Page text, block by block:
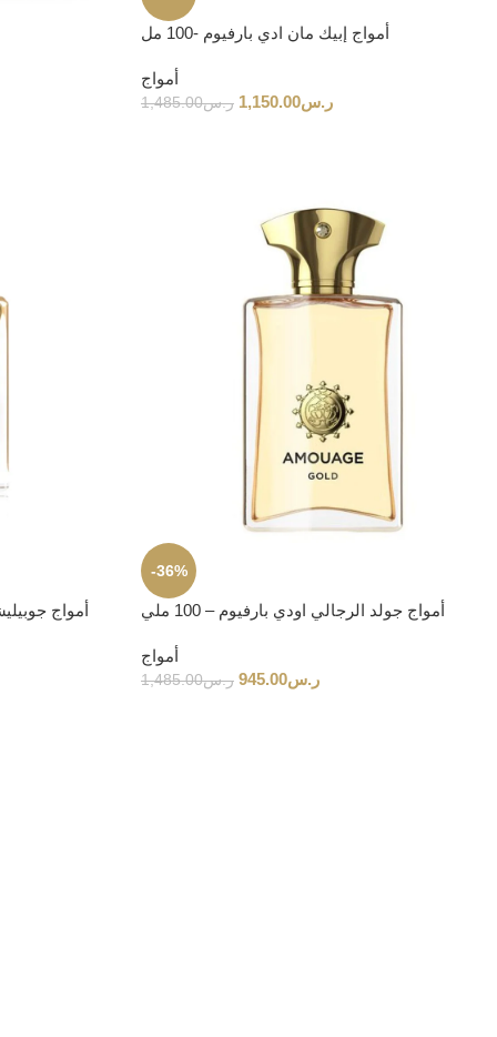
أمواج إبيك مان ادي بارفيوم -100 مل
أمواج
ر.س1,485.00 ر.س1,150.00
أمواج جوبيليشن 40 الرجالي ادي
-36%
أمواج جولد الرجالي اودي بارفيوم – 100 ملي
أمواج
ر.س1,485.00 ر.س945.00